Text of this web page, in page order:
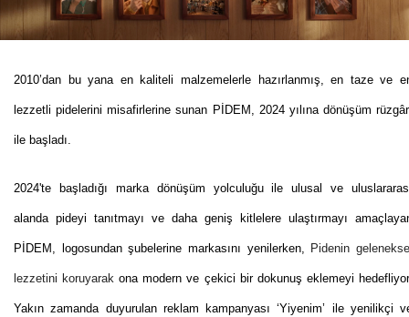
2010’dan bu yana en kaliteli malzemelerle hazırlanmış, en taze ve
lezzetli pidelerini misafirlerine sunan PİDEM, 2024 yılına dönüşüm
ile başladı.
2024'te başladığı marka dönüşüm yolculuğu ile ulusal ve
alanda pideyi tanıtmayı ve daha geniş kitlelere ulaştırmayı
PİDEM, logosundan şubelerine markasını yenilerken, Pidenin
lezzetini koruyarakona modern ve çekici bir dokunuş eklemeyi
Yakın zamanda duyurulan reklam kampanyası ‘Yiyenim’ ile yenilikçi